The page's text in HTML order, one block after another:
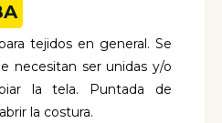
tejidos en general. Se
necesitan ser unidas y/o
la tela. Puntada de
la costura.